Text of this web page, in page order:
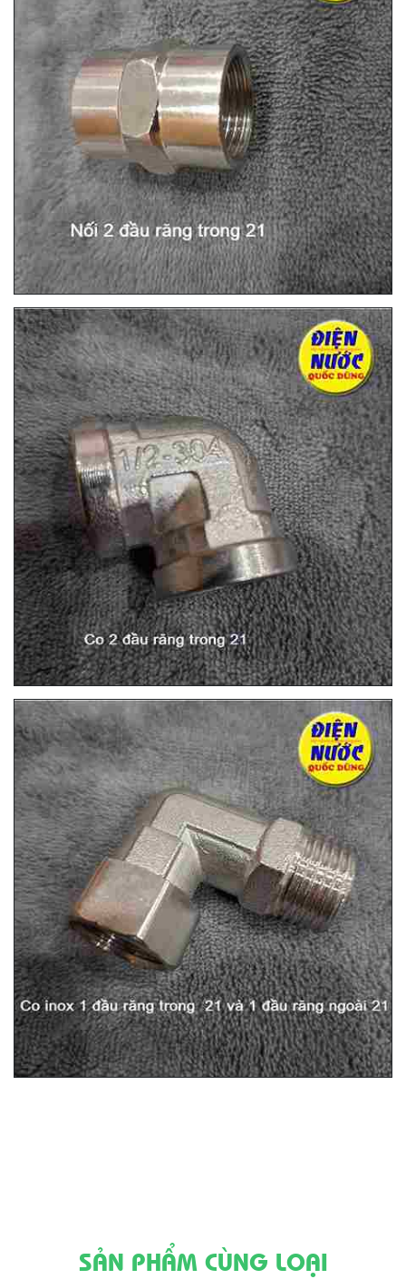
SẢN PHẨM CÙNG LOẠI